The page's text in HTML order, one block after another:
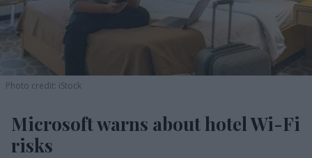
Photo credit: iStock
Microsoft warns about hotel Wi-Fi
risks